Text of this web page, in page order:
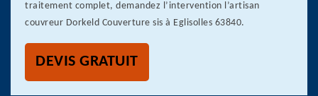
traitement complet, demandez l’intervention l’artisan
couvreur Dorkeld Couverture sis à Eglisolles 63840.
DEVIS GRATUIT